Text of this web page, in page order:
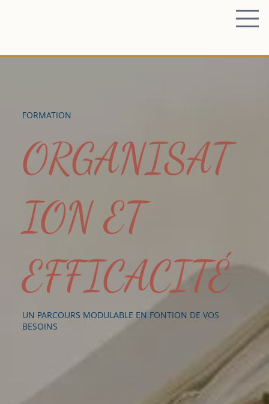
FORMATION
ORGANISAT
ION ET
EFFICACITÉ
UN PARCOURS MODULABLE EN FONTION DE VOS
BESOINS